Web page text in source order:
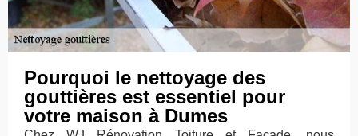
Pourquoi le nettoyage des
gouttières est essentiel pour
votre maison à Dumes